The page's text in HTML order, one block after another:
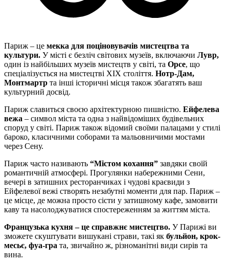
Париж – це мекка для поціновувачів мистецтва та
культури. У місті є безліч світових музеїв, включаючи Лувр,
один із найбільших музеїв мистецтв у світі, та Орсе, що
спеціалізується на мистецтві XIX століття. Нотр-Дам,
Монтмартр та інші історичні місця також збагатять ваш
культурний досвід.
Париж славиться своєю архітектурною пишністю. Ейфелева
вежа – символ міста та одна з найвідоміших будівельних
споруд у світі. Париж також відомий своїми палацами у стилі
бароко, класичними соборами та мальовничими мостами
через Сену.
Париж часто називають “Містом кохання” завдяки своїй
романтичній атмосфері. Прогулянки набережними Сени,
вечері в затишних ресторанчиках і чудові краєвиди з
Ейфелевої вежі створять незабутні моменти для пар. Париж –
це місце, де можна просто сісти у затишному кафе, замовити
каву та насолоджуватися спостереженням за життям міста.
Французька кухня – це справжнє мистецтво. У Парижі ви
зможете скуштувати вишукані страви, такі як бульйон, крок-
месьє, фуа-гра та, звичайно ж, різноманітні види сирів та
вина.